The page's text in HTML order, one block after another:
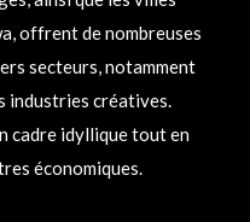
offrent de nombreuses
secteurs, notamment
industries créatives.
cadre idyllique tout en
économiques.